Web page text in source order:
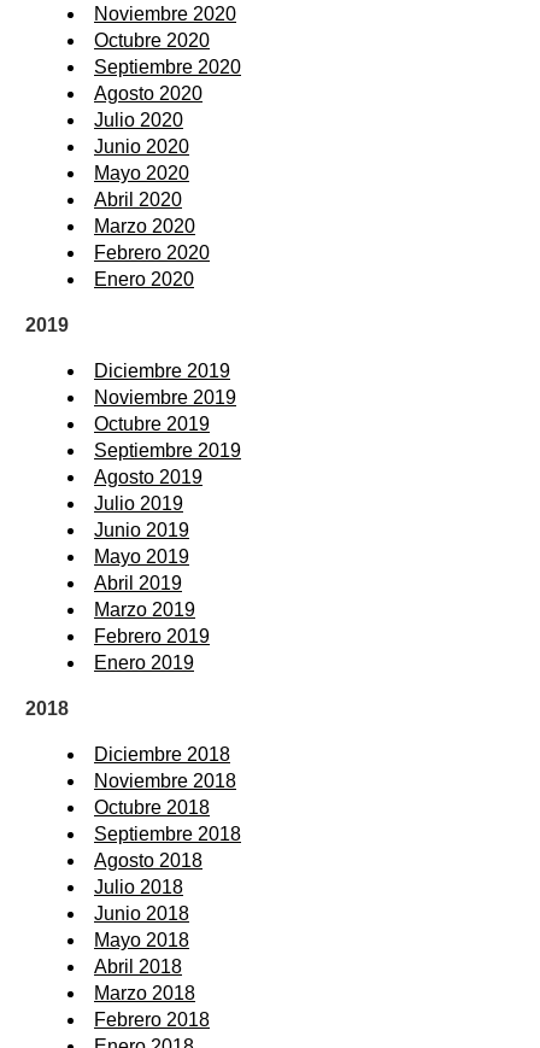
Noviembre 2020
Octubre 2020
Septiembre 2020
Agosto 2020
Julio 2020
Junio 2020
Mayo 2020
Abril 2020
Marzo 2020
Febrero 2020
Enero 2020
2019
Diciembre 2019
Noviembre 2019
Octubre 2019
Septiembre 2019
Agosto 2019
Julio 2019
Junio 2019
Mayo 2019
Abril 2019
Marzo 2019
Febrero 2019
Enero 2019
2018
Diciembre 2018
Noviembre 2018
Octubre 2018
Septiembre 2018
Agosto 2018
Julio 2018
Junio 2018
Mayo 2018
Abril 2018
Marzo 2018
Febrero 2018